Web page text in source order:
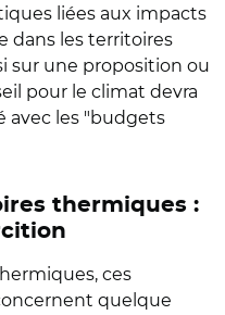
liées aux impacts
dans les territoires
sur une proposition ou
pour le climat devra
avec les "budgets
thermiques :
ces
quelque